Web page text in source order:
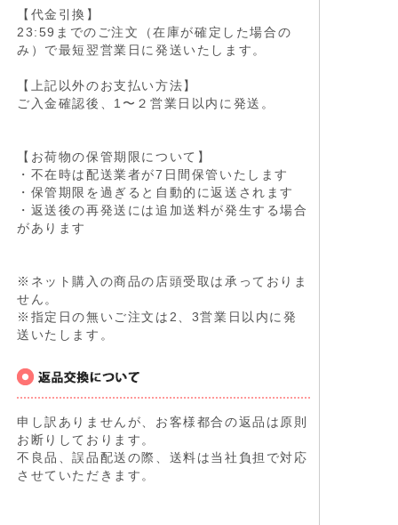
【代金引換】
23:59までのご注文（在庫が確定した場合の
み）で最短翌営業日に発送いたします。
【上記以外のお支払い方法】
ご入金確認後、1〜２営業日以内に発送。
【お荷物の保管期限について】
・不在時は配送業者が7日間保管いたします
・保管期限を過ぎると自動的に返送されます
・返送後の再発送には追加送料が発生する場合
があります
※ネット購入の商品の店頭受取は承っておりま
せん。
※指定日の無いご注文は2、3営業日以内に発
送いたします。
申し訳ありませんが、お客様都合の返品は原則
お断りしております。
不良品、誤品配送の際、送料は当社負担で対応
させていただきます。